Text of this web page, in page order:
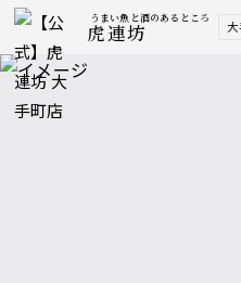
うまい魚と酒のあるところ
虎連坊